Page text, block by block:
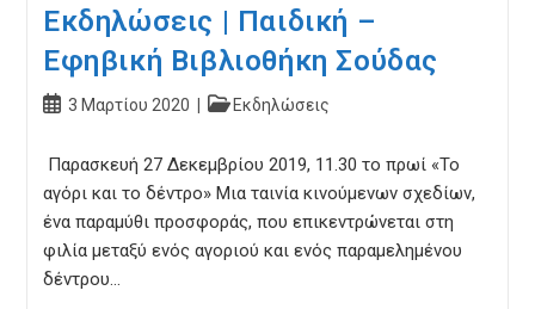
Εκδηλώσεις | Παιδική –
Εφηβική Βιβλιοθήκη Σούδας
Post3 Μαρτίου 2020
PostΕκδηλώσεις
Παρασκευή 27 Δεκεμβρίου 2019, 11.30 το πρωί «Το
αγόρι και το δέντρο» Μια ταινία κινούμενων σχεδίων,
ένα παραμύθι προσφοράς, που επικεντρώνεται στη
φιλία μεταξύ ενός αγοριού και ενός παραμελημένου
δέντρου…